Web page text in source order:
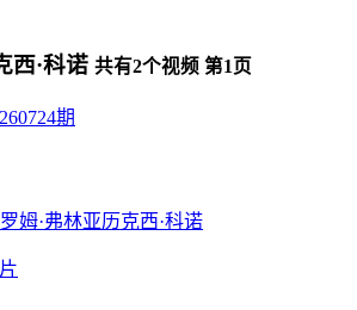
西·科诺 共有2个视频 第1 页
期
罗姆·弗林亚历克西·科诺